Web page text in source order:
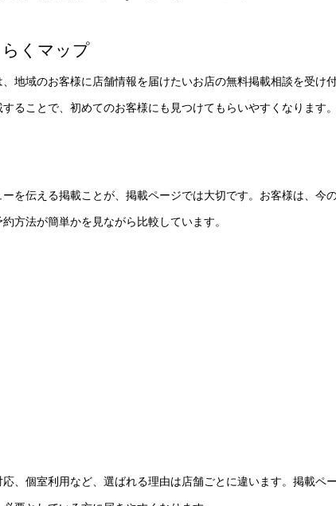
くマップ
地域のお客様に店舗情報を届けたいお店の無料掲載相談を受け
ることで、初めてのお客様にも見つけてもらいやすくなります。
を伝える掲載ことが、掲載ページでは大切です。お客様は、今
方法が簡単かを見ながら比較しています。
、個室利用など、選ばれる理由は店舗ごとに違います。掲載ペ